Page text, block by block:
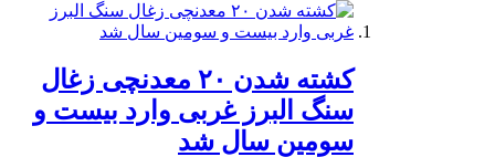
کشته شدن ۲۰ معدنچی زغال
سنگ البرز غربی وارد بیست و
سومین سال شد